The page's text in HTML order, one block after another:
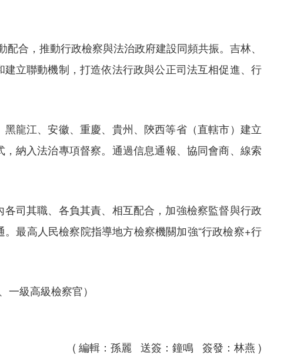
合，推動行政檢察與法治政府建設同頻共振。吉林、
立聯動機制，打造依法行政與公正司法互相促進、行
龍江、安徽、重慶、貴州、陝西等省（直轄市）建立
納入法治專項督察。通過信息通報、協同會商、線索
司其職、各負其責、相互配合，加強檢察監督與行政
最高人民檢察院指導地方檢察機關加強“行政檢察+行
級高級檢察官）
( 編輯：孫麗 送簽：鐘鳴 簽發：林燕 )